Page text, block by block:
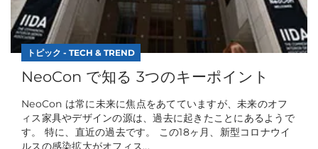
トピック - TECH & TREND
NeoCon で知る 3つのキーポイント
NeoCon は常に未来に焦点をあてていますが、未来のオフ
ィス家具やデザインの源は、過去に起きたことにあるようで
す。 特に、直近の過去です。 この18ヶ月、新型コロナウイ